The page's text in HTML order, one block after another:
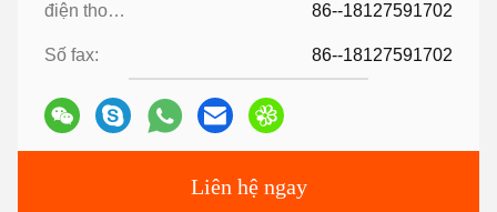
điện thoại: 86--18127591702
Số fax: 86--18127591702
Liên hệ ngay